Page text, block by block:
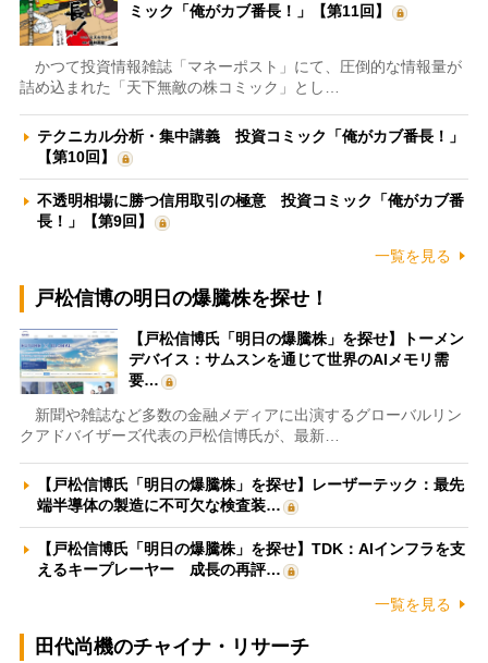
ミック「俺がカブ番長！」【第11回】
かつて投資情報雑誌「マネーポスト」にて、圧倒的な情報量が
詰め込まれた「天下無敵の株コミック」とし…
テクニカル分析・集中講義 投資コミック「俺がカブ番長！」
【第10回】
不透明相場に勝つ信用取引の極意 投資コミック「俺がカブ番
長！」【第9回】
一覧を見る
戸松信博の明日の爆騰株を探せ！
【戸松信博氏「明日の爆騰株」を探せ】トーメン
デバイス：サムスンを通じて世界のAIメモリ需
要…
新聞や雑誌など多数の金融メディアに出演するグローバルリン
クアドバイザーズ代表の戸松信博氏が、最新…
【戸松信博氏「明日の爆騰株」を探せ】レーザーテック：最先
端半導体の製造に不可欠な検査装…
【戸松信博氏「明日の爆騰株」を探せ】TDK：AIインフラを支
えるキープレーヤー 成長の再評…
一覧を見る
田代尚機のチャイナ・リサーチ